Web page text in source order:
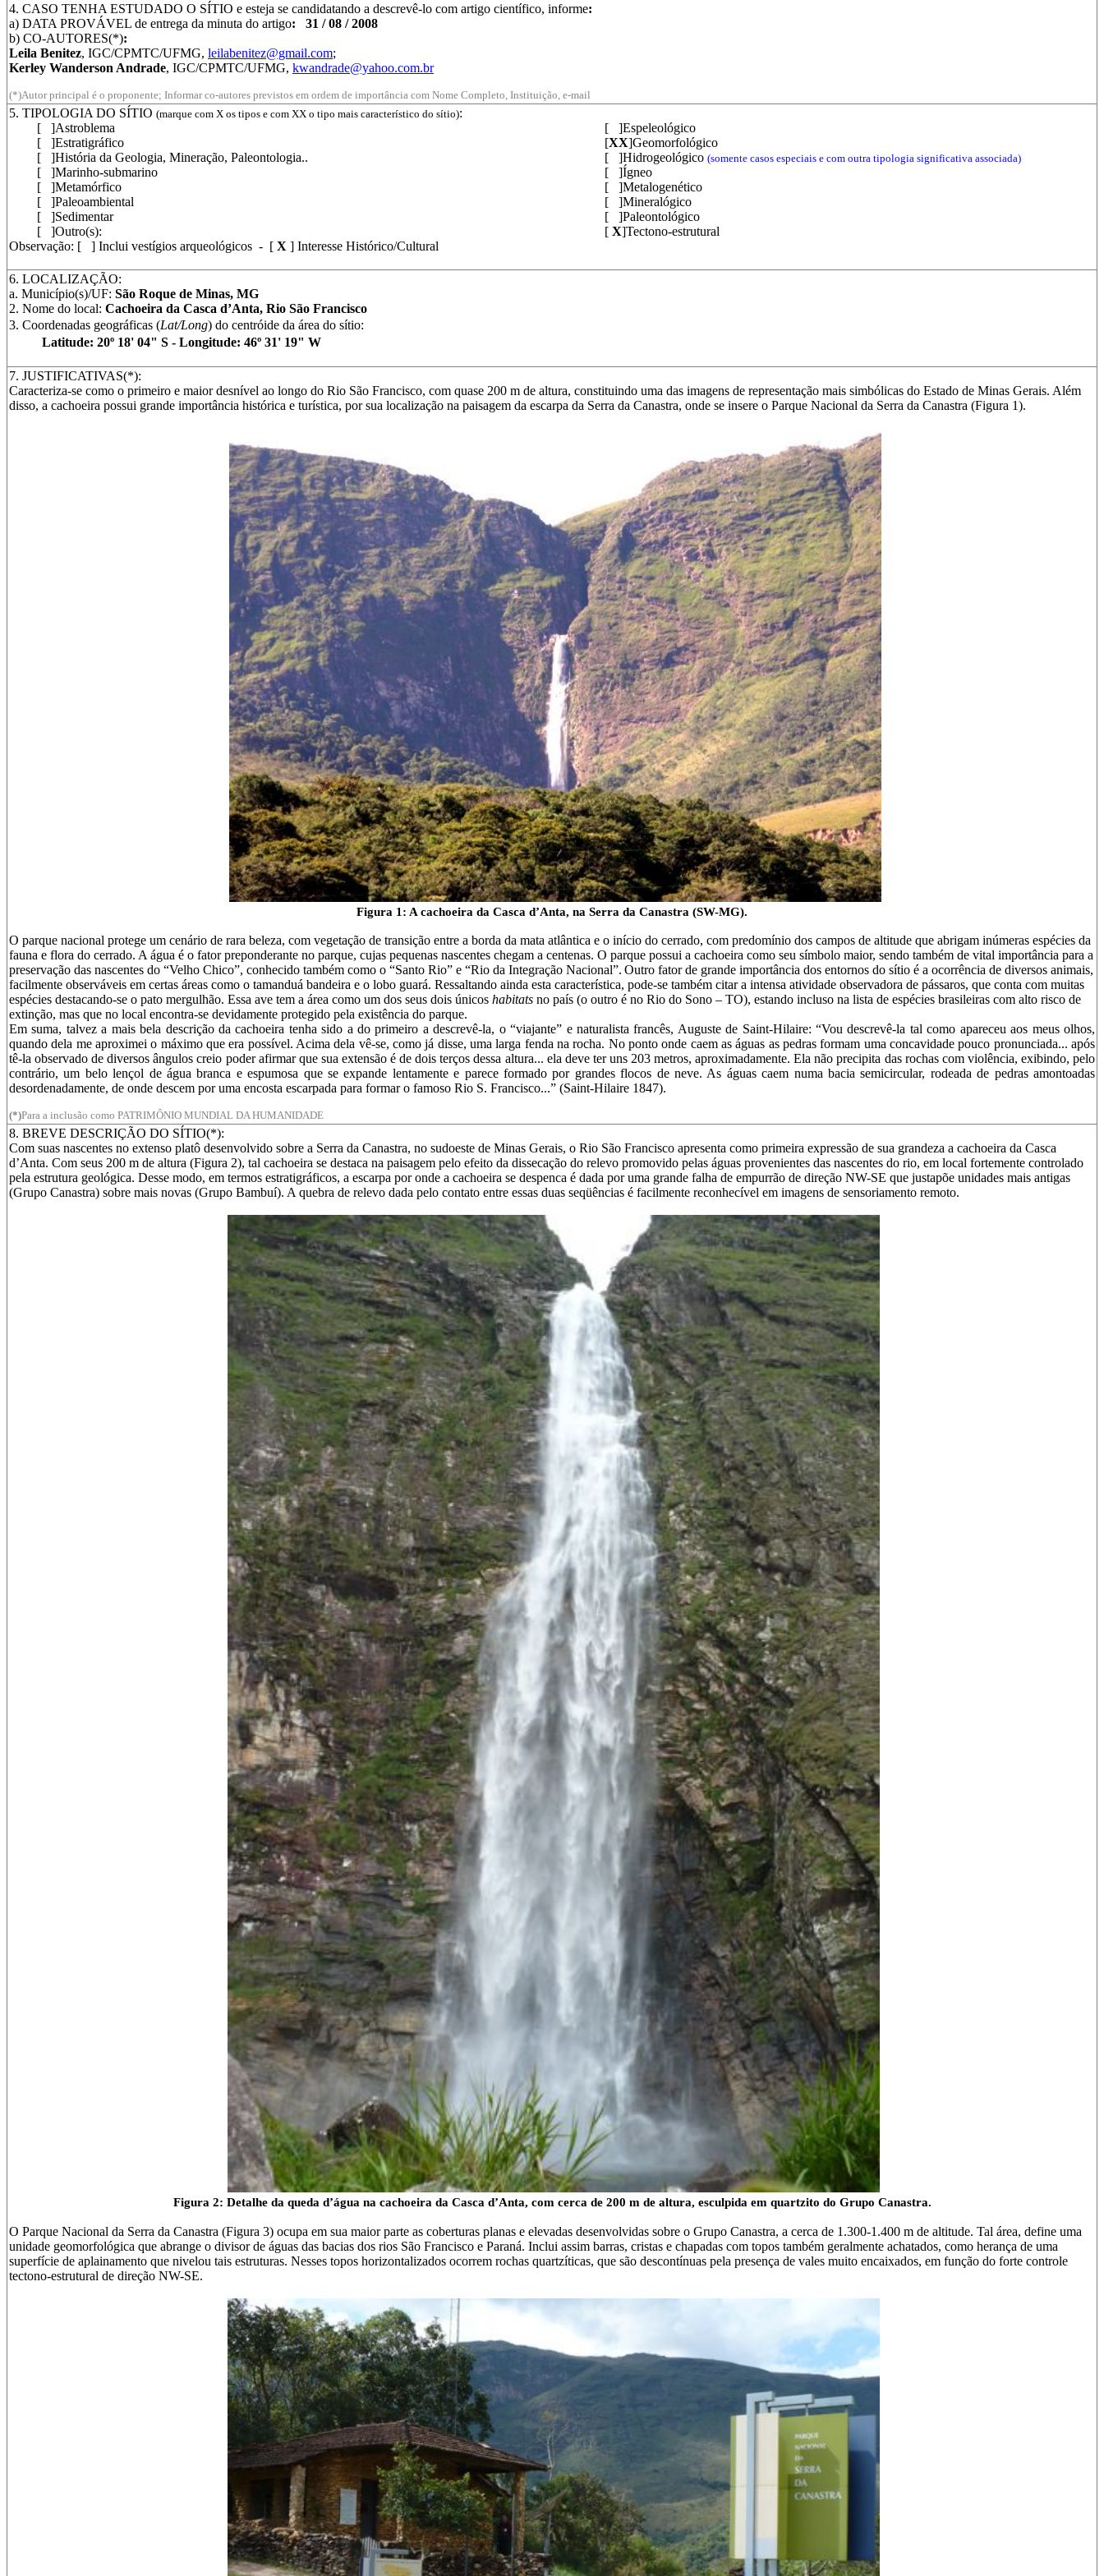
4. CASO TENHA ESTUDADO O SÍTIO e esteja se candidatando a descrevê-lo com artigo científico, informe:
a) DATA PROVÁVEL de entrega da minuta do artigo: 31 / 08 / 2008
b) CO-AUTORES(*):
Leila Benitez, IGC/CPMTC/UFMG, leilabenitez@gmail.com;
Kerley Wanderson Andrade, IGC/CPMTC/UFMG, kwandrade@yahoo.com.br
(*)Autor principal é o proponente; Informar co-autores previstos em ordem de importância com Nome Completo, Instituição, e-mail
5. TIPOLOGIA DO SÍTIO (marque com X os tipos e com XX o tipo mais característico do sítio):
[ ]Astroblema
[ ]Estratigráfico
[ ]História da Geologia, Mineração, Paleontologia..
[ ]Marinho-submarino
[ ]Metamórfico
[ ]Paleoambiental
[ ]Sedimentar
[ ]Outro(s):
[ ]Espeleológico
[XX]Geomorfológico
[ ]Hidrogeológico (somente casos especiais e com outra tipologia significativa associada)
[ ]Ígneo
[ ]Metalogenético
[ ]Mineralógico
[ ]Paleontológico
[ X]Tectono-estrutural
Observação: [ ] Inclui vestígios arqueológicos - [ X ] Interesse Histórico/Cultural
6. LOCALIZAÇÃO:
a. Município(s)/UF: São Roque de Minas, MG
2. Nome do local: Cachoeira da Casca d’Anta, Rio São Francisco
3. Coordenadas geográficas (Lat/Long) do centróide da área do sítio:
Latitude: 20º 18' 04" S - Longitude: 46º 31' 19" W
7. JUSTIFICATIVAS(*):
Caracteriza-se como o primeiro e maior desnível ao longo do Rio São Francisco, com quase 200 m de altura, constituindo uma das imagens de representação mais simbólicas do Estado de Minas Gerais. Além
disso, a cachoeira possui grande importância histórica e turística, por sua localização na paisagem da escarpa da Serra da Canastra, onde se insere o Parque Nacional da Serra da Canastra (Figura 1).
Figura 1: A cachoeira da Casca d’Anta, na Serra da Canastra (SW-MG).
O parque nacional protege um cenário de rara beleza, com vegetação de transição entre a borda da mata atlântica e o início do cerrado, com predomínio dos campos de altitude que abrigam inúmeras espécies da
fauna e flora do cerrado. A água é o fator preponderante no parque, cujas pequenas nascentes chegam a centenas. O parque possui a cachoeira como seu símbolo maior, sendo também de vital importância para a
preservação das nascentes do “Velho Chico”, conhecido também como o “Santo Rio” e “Rio da Integração Nacional”. Outro fator de grande importância dos entornos do sítio é a ocorrência de diversos animais,
facilmente observáveis em certas áreas como o tamanduá bandeira e o lobo guará. Ressaltando ainda esta característica, pode-se também citar a intensa atividade observadora de pássaros, que conta com muitas
espécies destacando-se o pato mergulhão. Essa ave tem a área como um dos seus dois únicos habitats no país (o outro é no Rio do Sono – TO), estando incluso na lista de espécies brasileiras com alto risco de
extinção, mas que no local encontra-se devidamente protegido pela existência do parque.
Em suma, talvez a mais bela descrição da cachoeira tenha sido a do primeiro a descrevê-la, o “viajante” e naturalista francês, Auguste de Saint-Hilaire:“Vou descrevê-la tal como apareceu aos meus olhos,
quando dela me aproximei o máximo que era possível. Acima dela vê-se, como já disse, uma larga fenda na rocha. No ponto onde caem as águas as pedras formam uma concavidade pouco pronunciada... após
tê-la observado de diversos ângulos creio poder afirmar que sua extensão é de dois terços dessa altura... ela deve ter uns 203 metros, aproximadamente. Ela não precipita das rochas com violência, exibindo, pelo
contrário, um belo lençol de água branca e espumosa que se expande lentamente e parece formado por grandes flocos de neve. As águas caem numa bacia semicircular, rodeada de pedras amontoadas
desordenadamente, de onde descem por uma encosta escarpada para formar o famoso Rio S. Francisco...” (Saint-Hilaire 1847).
(*)Para a inclusão como PATRIMÔNIO MUNDIAL DA HUMANIDADE
8. BREVE DESCRIÇÃO DO SÍTIO(*):
Com suas nascentes no extenso platô desenvolvido sobre a Serra da Canastra, no sudoeste de Minas Gerais, o Rio São Francisco apresenta como primeira expressão de sua grandeza a cachoeira da Casca
d’Anta. Com seus 200 m de altura (Figura 2), tal cachoeira se destaca na paisagem pelo efeito da dissecação do relevo promovido pelas águas provenientes das nascentes do rio, em local fortemente controlado
pela estrutura geológica. Desse modo, em termos estratigráficos, a escarpa por onde a cachoeira se despenca é dada por uma grande falha de empurrão de direção NW-SE que justapõe unidades mais antigas
(Grupo Canastra) sobre mais novas (Grupo Bambuí). A quebra de relevo dada pelo contato entre essas duas seqüências é facilmente reconhecível em imagens de sensoriamento remoto.
Figura 2: Detalhe da queda d’água na cachoeira da Casca d’Anta, com cerca de 200 m de altura, esculpida em quartzito do Grupo Canastra.
O Parque Nacional da Serra da Canastra (Figura 3) ocupa em sua maior parte as coberturas planas e elevadas desenvolvidas sobre o Grupo Canastra, a cerca de 1.300-1.400 m de altitude. Tal área, define uma
unidade geomorfológica que abrange o divisor de águas das bacias dos rios São Francisco e Paraná. Inclui assim barras, cristas e chapadas com topos também geralmente achatados, como herança de uma
superfície de aplainamento que nivelou tais estruturas. Nesses topos horizontalizados ocorrem rochas quartzíticas, que são descontínuas pela presença de vales muito encaixados, em função do forte controle
tectono-estrutural de direção NW-SE.